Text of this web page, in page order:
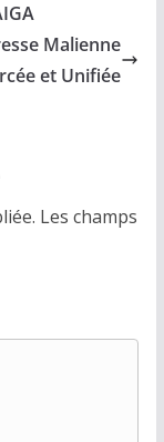
Malienne
et Unifiée
Les champs